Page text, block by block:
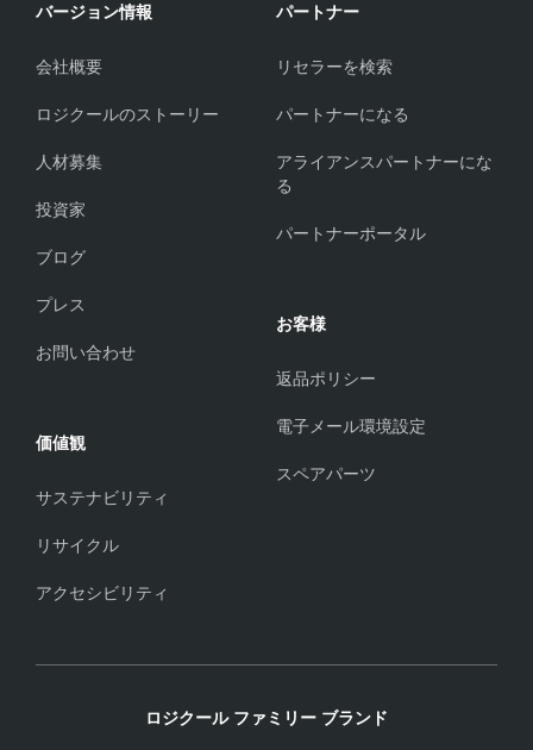
バージョン情報
会社概要
ロジクールのストーリー
人材募集
投資家
ブログ
プレス
お問い合わせ
価値観
サステナビリティ
リサイクル
アクセシビリティ
パートナー
リセラーを検索
パートナーになる
アライアンスパートナーにな
る
パートナーポータル
お客様
返品ポリシー
電子メール環境設定
スペアパーツ
ロジクール ファミリー ブランド